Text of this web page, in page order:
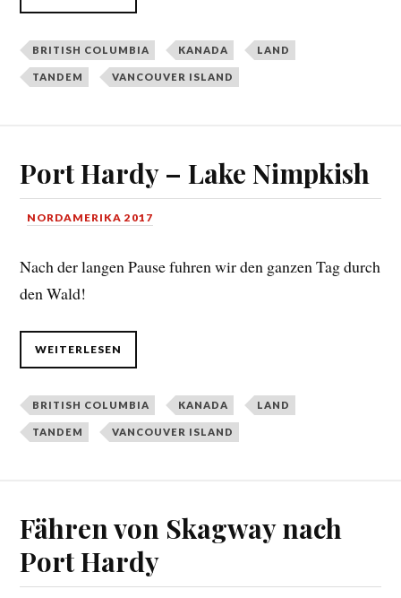
BRITISH COLUMBIA KANADA LAND
TANDEM VANCOUVER ISLAND
Port Hardy – Lake Nimpkish
NORDAMERIKA 2017
Nach der langen Pause fuhren wir den ganzen Tag durch
den Wald!
WEITERLESEN
BRITISH COLUMBIA KANADA LAND
TANDEM VANCOUVER ISLAND
Fähren von Skagway nach
Port Hardy